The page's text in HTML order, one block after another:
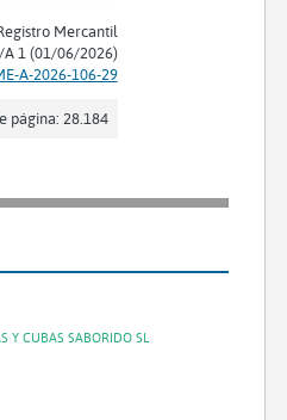
Mercantil
A 1 (01/06/2026)
A-2026-106-29
página: 28.184
Y CUBAS SABORIDO SL